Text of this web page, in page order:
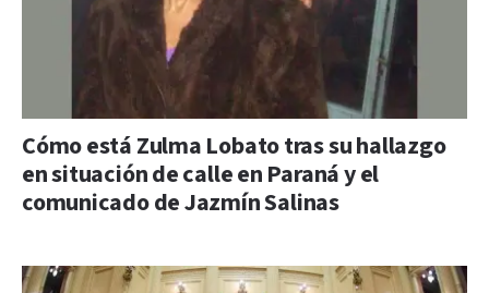
Cómo está Zulma Lobato tras su hallazgo
en situación de calle en Paraná y el
comunicado de Jazmín Salinas